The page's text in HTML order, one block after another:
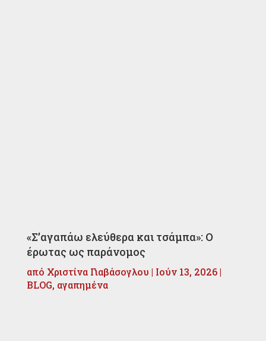
«Σ’αγαπάω ελεύθερα και τσάμπα»: Ο
έρωτας ως παράνομος
από Χριστίνα Γιαβάσογλου | Ιούν 13, 2026|
BLOG, αγαπημένα